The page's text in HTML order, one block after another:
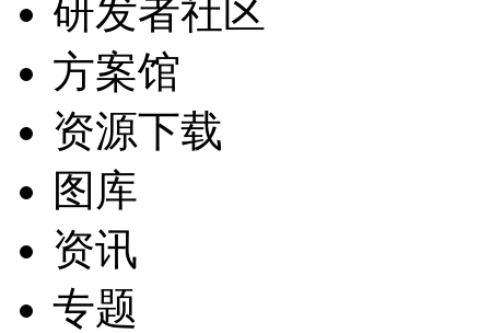
研发者社区
方案馆
资源下载
图库
资讯
专题